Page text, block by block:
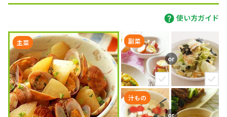
使い方ガイド
主菜 副菜
汁もの